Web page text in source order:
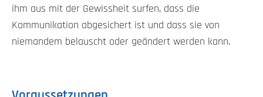
ihm aus mit der Gewissheit surfen, dass die
Kommunikation abgesichert ist und dass sie von
niemandem belauscht oder geändert werden kann.